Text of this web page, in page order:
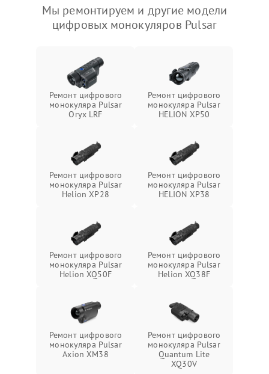
Мы ремонтируем и другие модели
цифровых монокуляров Pulsar
Ремонт цифрового
монокуляра Pulsar
Oryx LRF
Ремонт цифрового
монокуляра Pulsar
HELION XP50
Ремонт цифрового
монокуляра Pulsar
Helion XP28
Ремонт цифрового
монокуляра Pulsar
HELION XP38
Ремонт цифрового
монокуляра Pulsar
Helion XQ50F
Ремонт цифрового
монокуляра Pulsar
Helion XQ38F
Ремонт цифрового
монокуляра Pulsar
Axion XM38
Ремонт цифрового
монокуляра Pulsar
Quantum Lite
XQ30V